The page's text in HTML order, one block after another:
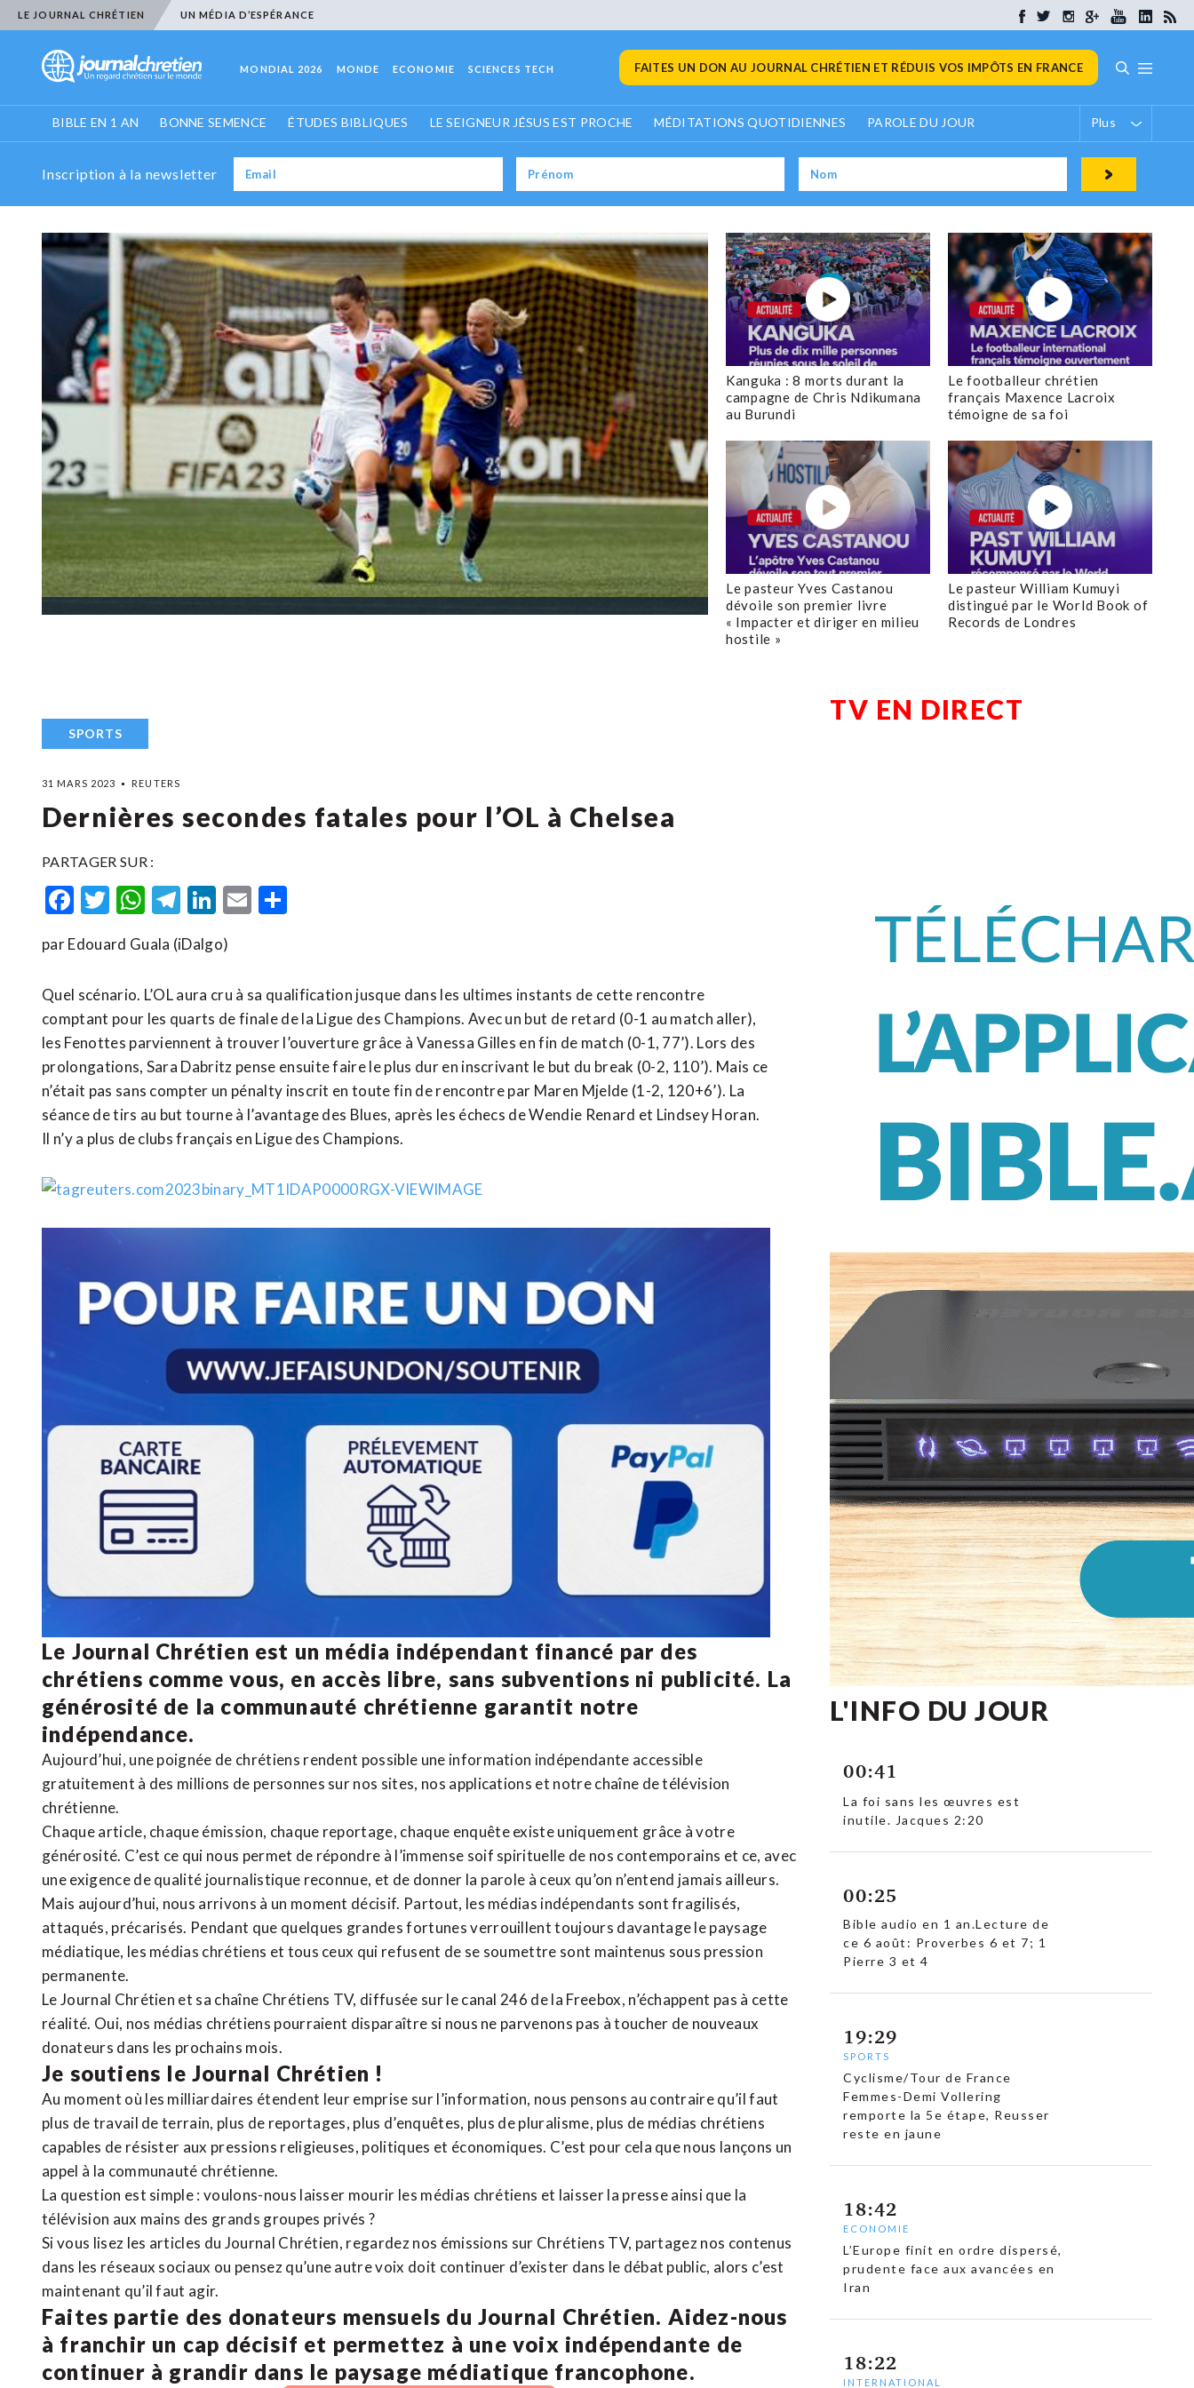
LE JOURNAL CHRÉTIEN UN MÉDIA D’ESPÉRANCE
MONDIAL 2026 MONDE ECONOMIE SCIENCES TECH FAITES UN DON AU JOURNAL CHRÉTIEN ET RÉDUIS VOS IMPÔTS EN FRANCE
BIBLE EN 1 AN BONNE SEMENCE ÉTUDES BIBLIQUES LE SEIGNEUR JÉSUS EST PROCHE MÉDITATIONS QUOTIDIENNES PAROLE DU JOUR Plus
Inscription à la newsletter
Kanguka : 8 morts durant la
campagne de Chris Ndikumana
au Burundi
Le footballeur chrétien
français Maxence Lacroix
témoigne de sa foi
Le pasteur Yves Castanou
dévoile son premier livre
« Impacter et diriger en milieu
hostile »
Le pasteur William Kumuyi
distingué par le World Book of
Records de Londres
SPORTS
31 MARS 2023 REUTERS
Dernières secondes fatales pour l’OL à Chelsea
PARTAGER SUR :
Facebook
Twitter
WhatsApp
Telegram
LinkedIn
Email
par Edouard Guala (iDalgo)
Quel scénario. L’OL aura cru à sa qualification jusque dans les ultimes instants de cette rencontre
comptant pour les quarts de finale de la Ligue des Champions. Avec un but de retard (0-1 au match aller),
les Fenottes parviennent à trouver l’ouverture grâce à Vanessa Gilles en fin de match (0-1, 77’). Lors des
prolongations, Sara Dabritz pense ensuite faire le plus dur en inscrivant le but du break (0-2, 110’). Mais ce
n’était pas sans compter un pénalty inscrit en toute fin de rencontre par Maren Mjelde (1-2, 120+6’). La
séance de tirs au but tourne à l’avantage des Blues, après les échecs de Wendie Renard et Lindsey Horan.
Le Journal Chrétien est un média indépendant financé par des
chrétiens comme vous, en accès libre, sans subventions ni publicité. La
générosité de la communauté chrétienne garantit notre
indépendance.
Aujourd’hui, une poignée de chrétiens rendent possible une information indépendante accessible
gratuitement à des millions de personnes sur nos sites, nos applications et notrechaîne de télévision
chrétienne.
Chaque article, chaque émission, chaque reportage, chaque enquête existe uniquement grâce à votre
générosité. C’est ce qui nous permet de répondre à l’immense soif spirituelle de nos contemporains et ce, avec
une exigence de qualité journalistique reconnue, et de donner la parole à ceux qu’on n’entend jamais ailleurs.
Mais aujourd’hui, nous arrivons à un moment décisif. Partout, les médias indépendants sont fragilisés,
attaqués, précarisés. Pendant que quelques grandes fortunes verrouillent toujours davantage le paysage
médiatique, les médias chrétiens et tous ceux qui refusent de se soumettre sont maintenus sous pression
permanente.
Le Journal Chrétien et sa chaîne Chrétiens TV, diffusée sur le canal 246 de la Freebox, n’échappent pas à cette
réalité. Oui, nos médias chrétiens pourraient disparaître si nous ne parvenons pas à toucher de nouveaux
donateurs dans les prochains mois.
Je soutiens le Journal Chrétien !
Au moment où les milliardaires étendent leur emprise sur l’information, nous pensons au contraire qu’il faut
plus de travail de terrain, plus de reportages, plus d’enquêtes, plus de pluralisme, plus de médias chrétiens
capables de résister aux pressions religieuses, politiques et économiques. C’est pour cela que nous lançons un
appel à la communauté chrétienne.
La question est simple : voulons-nous laisser mourir les médias chrétiens et laisser la presse ainsi que la
télévision aux mains des grands groupes privés ?
Si vous lisez les articles du Journal Chrétien, regardez nos émissions sur Chrétiens TV, partagez nos contenus
dans les réseaux sociaux ou pensez qu’une autre voix doit continuer d’exister dans le débat public, alors c’est
maintenant qu’il faut agir.
Faites partie des donateurs mensuels du Journal Chrétien. Aidez-nous
à franchir un cap décisif et permettez à une voix indépendante de
continuer à grandir dans le paysage médiatique francophone.
TV EN DIRECT
L'INFO DU JOUR
00:41
La foi sans les œuvres est
inutile. Jacques 2:20
00:25
Bible audio en 1 an.Lecture de
ce 6 août: Proverbes 6 et 7; 1
Pierre 3 et 4
19:29
SPORTS
Cyclisme/Tour de France
Femmes-Demi Vollering
remporte la 5e étape, Reusser
reste en jaune
18:42
ECONOMIE
L’Europe finit en ordre dispersé,
prudente face aux avancées en
Iran
18:22
INTERNATIONAL